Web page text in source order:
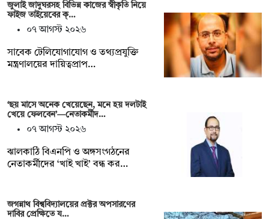
জুলাই জাদুঘরসহ বিভিন্ন কাজের স্বীকৃতি নিয়ে
ফাইজ তাইয়েবের ক্…
০৭ আগস্ট ২০২৬
সাবেক টেলিযোগাযোগ ও তথ্যপ্রযুক্তি
মন্ত্রণালয়ের দায়িত্বপ্রাপ…
‘ছয় মাসে অনেক খেয়েছেন, মনে হয় দলটাই
খেয়ে ফেলবেন’—নেতাকর্মীদ…
০৭ আগস্ট ২০২৬
ঝালকাঠি বিএনপি ও অঙ্গসংগঠনের
নেতাকর্মীদের ‘খাই খাই’ বন্ধ কর…
জগন্নাথ বিশ্ববিদ্যালয়ের প্রক্টর অপসারণের
দাবির প্রেক্ষিতে য…